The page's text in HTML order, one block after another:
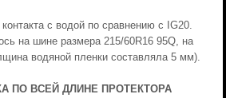
с водой по сравнению с IG20.
на шине размера 215/60R16 95Q, на
водяной пленки составляла 5 мм).
ПО ВСЕЙ ДЛИНЕ ПРОТЕКТОРА